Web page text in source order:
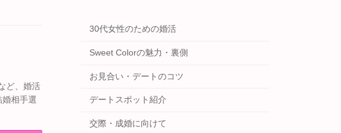
ど、婚活
相手選
30代女性のための婚活
Sweet Colorの魅力・裏側
お見合い・デートのコツ
デートスポット紹介
交際・成婚に向けて